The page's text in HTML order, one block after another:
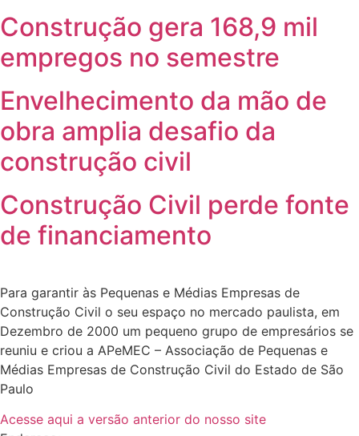
Construção gera 168,9 mil
empregos no semestre
Envelhecimento da mão de
obra amplia desafio da
construção civil
Construção Civil perde fonte
de financiamento
Para garantir às Pequenas e Médias Empresas de
Construção Civil o seu espaço no mercado paulista, em
Dezembro de 2000 um pequeno grupo de empresários se
reuniu e criou a APeMEC – Associação de Pequenas e
Médias Empresas de Construção Civil do Estado de São
Paulo
Acesse aqui a versão anterior do nosso site